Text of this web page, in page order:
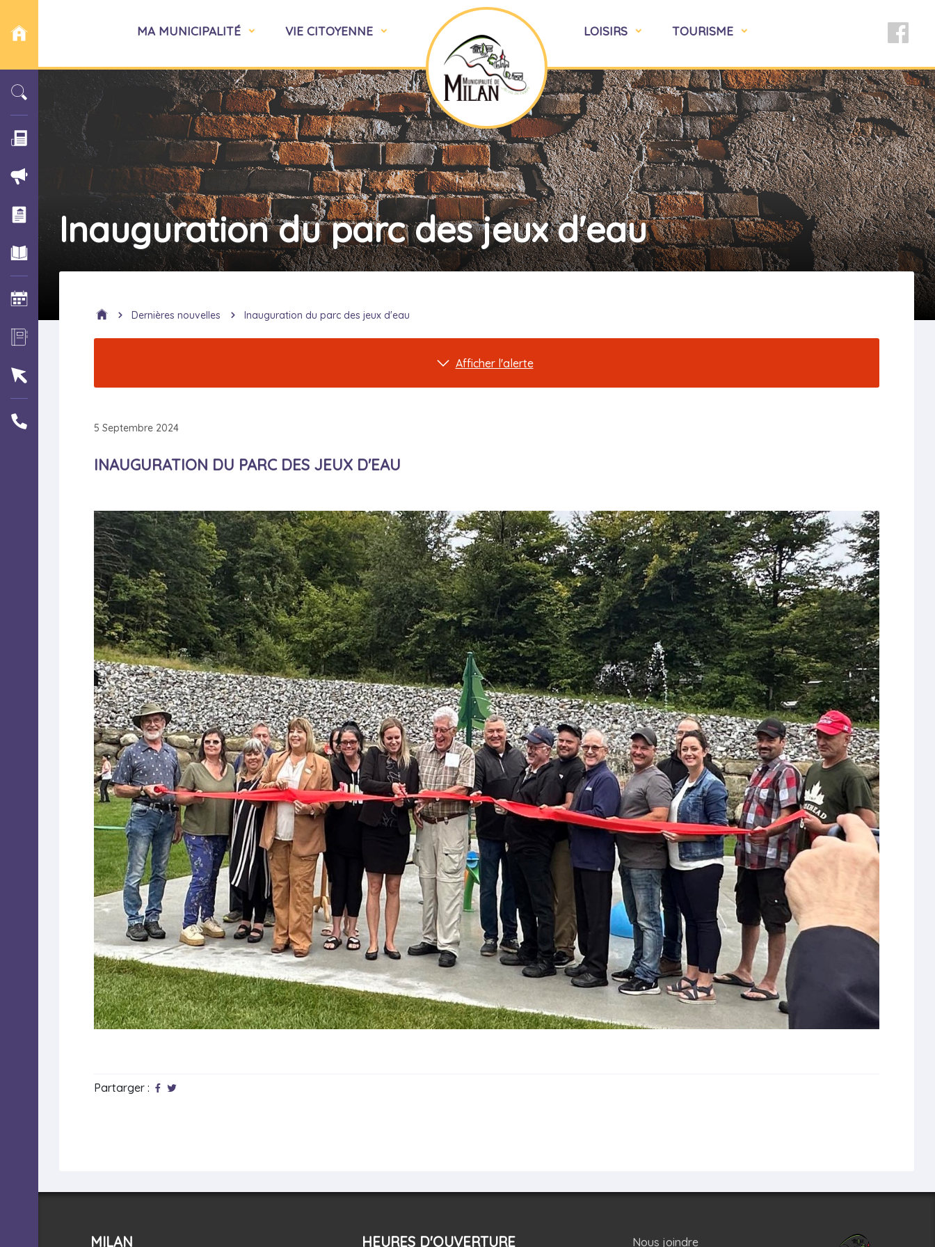
MA MUNICIPALITÉ VIE CITOYENNE LOISIRS TOURISME
Inauguration du parc des jeux d'eau
Dernières nouvelles Inauguration du parc des jeux d'eau
Afficher l'alerte
5 Septembre 2024
INAUGURATION DU PARC DES JEUX D'EAU
Partarger :
MILAN HEURES D'OUVERTURE Nous joindre